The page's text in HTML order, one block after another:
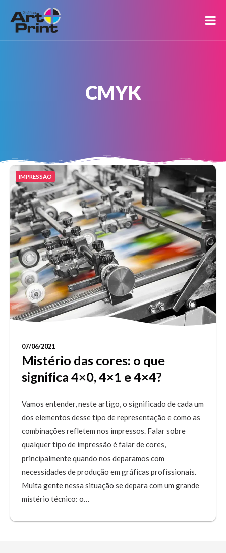
CMYK
IMPRESSÃO
07/06/2021
Mistério das cores: o que
significa 4×0, 4×1 e 4×4?
Vamos entender, neste artigo, o significado de cada um
dos elementos desse tipo de representação e como as
combinações refletem nos impressos. Falar sobre
qualquer tipo de impressão é falar de cores,
principalmente quando nos deparamos com
necessidades de produção em gráficas profissionais.
Muita gente nessa situação se depara com um grande
mistério técnico: o…